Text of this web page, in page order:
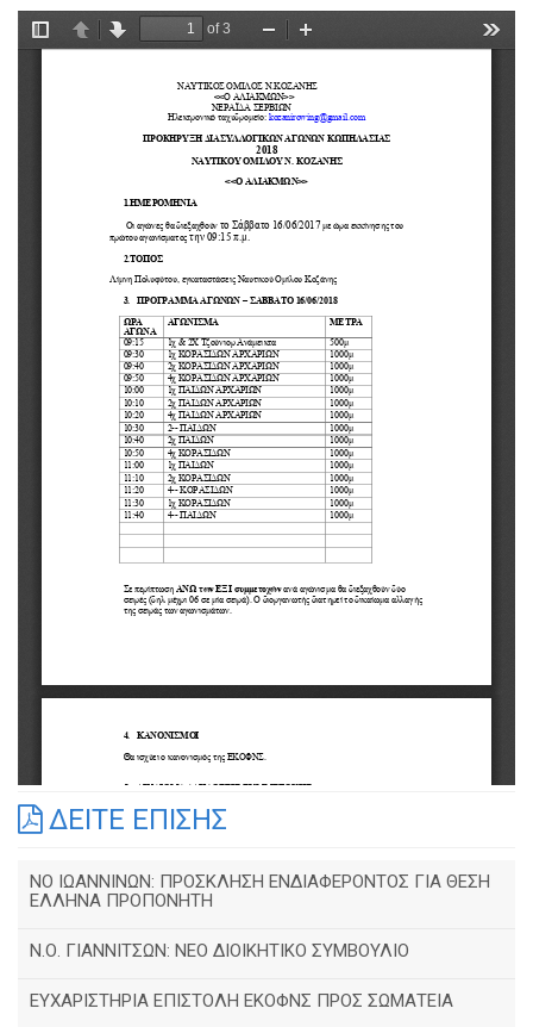
ΔΕΙΤΕ ΕΠΙΣΗΣ
ΝΟ ΙΩΑΝΝΙΝΩΝ: ΠΡΟΣΚΛΗΣΗ ΕΝΔΙΑΦΕΡΟΝΤΟΣ ΓΙΑ ΘΕΣΗ
ΕΛΛΗΝΑ ΠΡΟΠΟΝΗΤΗ
Ν.Ο. ΓΙΑΝΝΙΤΣΩΝ: ΝΕΟ ΔΙΟΙΚΗΤΙΚΟ ΣΥΜΒΟΥΛΙΟ
ΕΥΧΑΡΙΣΤΗΡΙΑ ΕΠΙΣΤΟΛΗ ΕΚΟΦΝΣ ΠΡΟΣ ΣΩΜΑΤΕΙΑ